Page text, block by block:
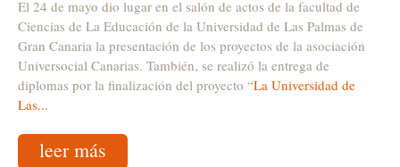
El 24 de mayo dio lugar en el salón de actos de la facultad de
Ciencias de La Educación de la Universidad de Las Palmas de
Gran Canaria la presentación de los proyectos de la asociación
Universocial Canarias. También, se realizó la entrega de
diplomas por la finalización del proyecto “La Universidad de
Las...
leer más